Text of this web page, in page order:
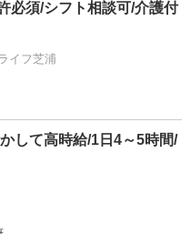
必須/シフト相談可/介護付
イフ芝浦
して高時給/1日4～5時間/